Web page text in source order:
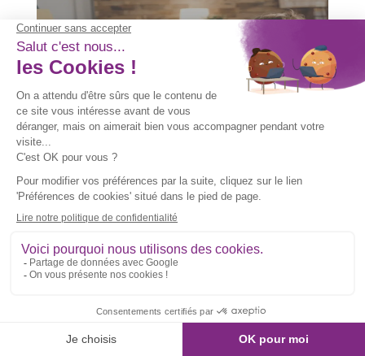
Comment devenir nounou :
étapes, formations et salaire
EJE : différences, salaires et
formations